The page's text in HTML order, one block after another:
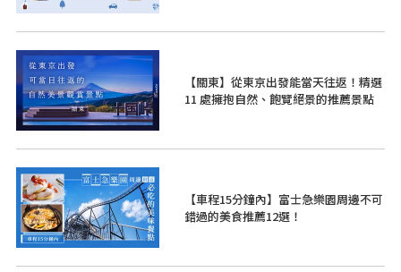
【關東】從東京出發能當天往返！精選
11 處擁抱自然、飽覽絕景的推薦景點
【車程15分鐘內】富士急樂園周邊不可
錯過的美食推薦12選！